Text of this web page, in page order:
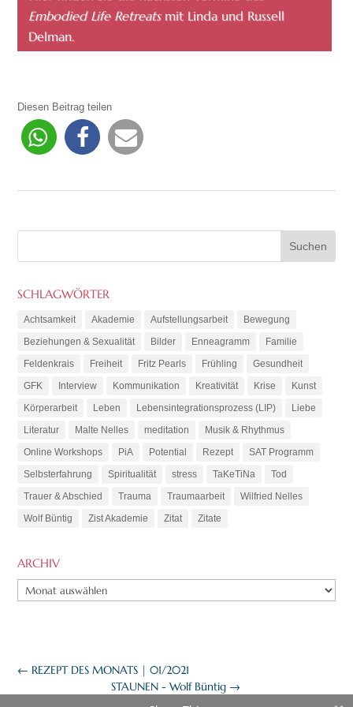
Embodied Life Retreatsmit Linda und Russell
Delman.
Diesen Beitrag teilen
SCHLAGWÖRTER
Achtsamkeit Akademie Aufstellungsarbeit
Bewegung
Beziehungen & Sexualität
Bilder Enneagramm
Familie
Feldenkrais
Freiheit Fritz Pearls Frühling
Gesundheit
GFK
Interview Kommunikation Kreativität Krise
Kunst
Körperarbeit
Leben Lebensintegrationsprozess (LIP)
Liebe
Literatur
Malte Nelles meditation
Musik & Rhythmus
Online Workshops
PiA Potential Rezept
SAT Programm
Selbsterfahrung
Spiritualität stress TaKeTiNa
Tod
Trauer & Abschied
Trauma Traumaarbeit
Wilfried Nelles
Wolf Büntig
Zist Akademie Zitat Zitate
ARCHIV
ARCHIV
← REZEPT DES MONATS | 01/2021
STAUNEN - Wolf Büntig→